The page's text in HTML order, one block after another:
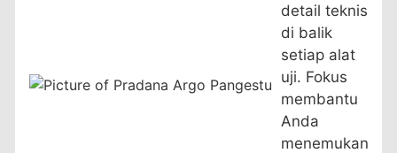
detail teknis
di balik
setiap alat
uji. Fokus
membantu
Anda
menemukan